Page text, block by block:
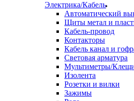
Электрика/Кабель
Автоматический
Щиты метал и
Кабель-провод
Контакторы
Кабель канал и
Световая арматура
Мультиметры/
Изолента
Розетки и вилки
Зажимы